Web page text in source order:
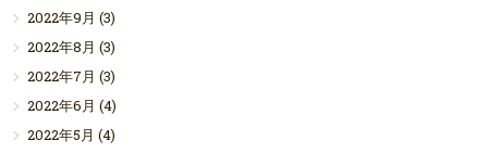
2022年9月 (3)
2022年8月 (3)
2022年7月 (3)
2022年6月 (4)
2022年5月 (4)